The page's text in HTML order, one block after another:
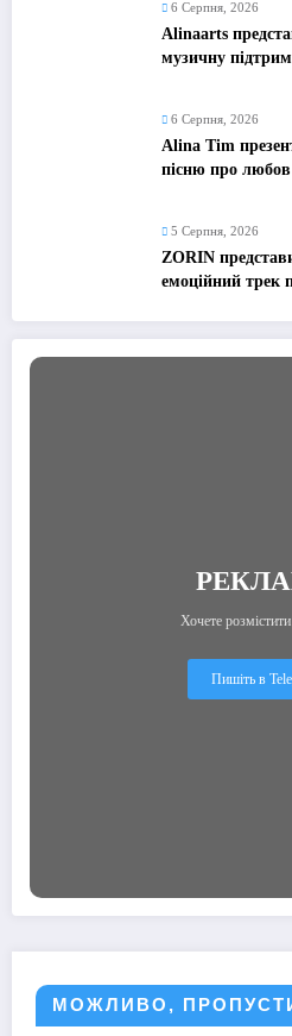
6 Серпня, 2026
Alinaarts
музичну
6 Серпня, 2026
Alina Tim
пісню про любов
5 Серпня, 2026
ZORIN
емоційний трек
Хочете
Пишіть в
МОЖЛИВО,